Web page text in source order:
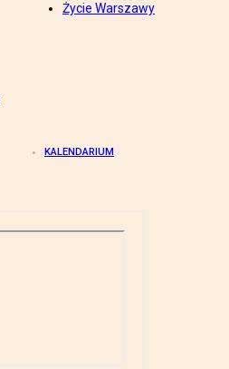
Życie Warszawy
KALENDARIUM